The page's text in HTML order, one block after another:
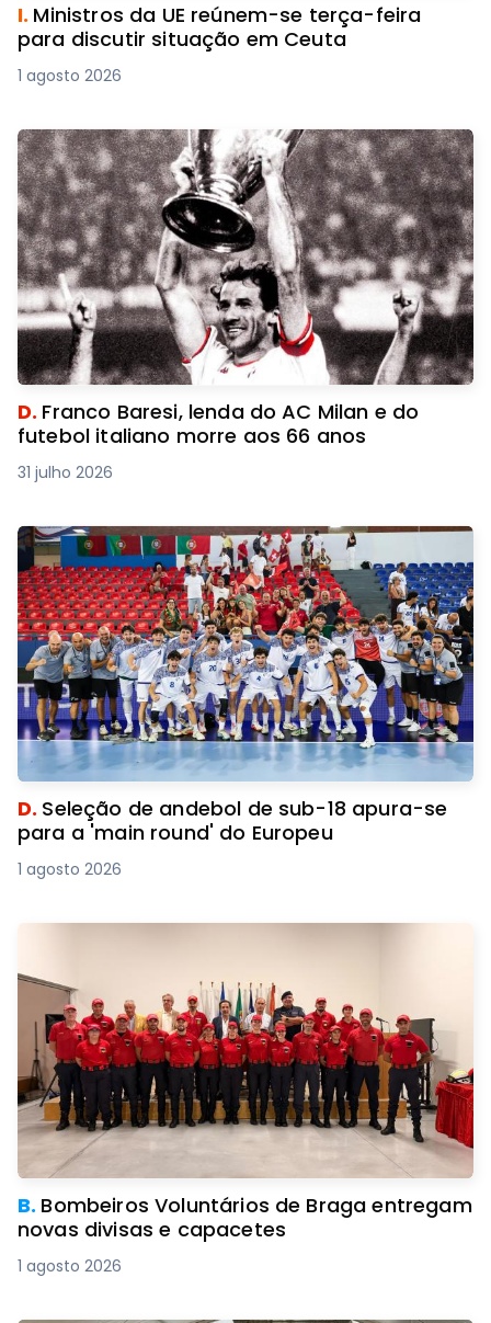
I. Ministros da UE reúnem-se terça-feira
para discutir situação em Ceuta
1 agosto 2026
D. Franco Baresi, lenda do AC Milan e do
futebol italiano morre aos 66 anos
31 julho 2026
D. Seleção de andebol de sub-18 apura-se
para a 'main round' do Europeu
1 agosto 2026
B. Bombeiros Voluntários de Braga entregam
novas divisas e capacetes
1 agosto 2026